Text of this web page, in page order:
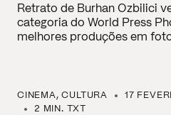
Retrato de Burhan Ozbilici
categoria do World Press
melhores produções em
CINEMA CULTURA
17
2 MIN. TXT